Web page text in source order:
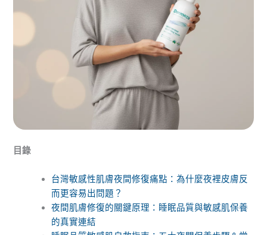
目錄
台灣敏感性肌膚夜間修復痛點：為什麼夜裡皮膚反
而更容易出問題？
夜間肌膚修復的關鍵原理：睡眠品質與敏感肌保養
的真實連結